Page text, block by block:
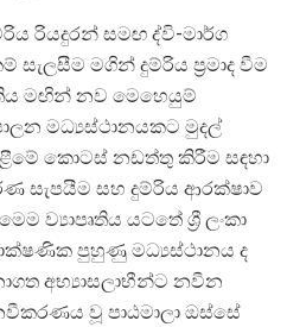
රියදුරන් සමඟ ද්වි-මාර්ග
මගින් දුම්රිය ප්‍රමාද වීම
මඟින් නව මෙහෙයුම්
මධ්‍යස්ථානයකට මුදල්
කොටස් නඩත්තු කිරීම සඳහා
සැපයීම සහ දුම්රිය ආරක්ෂාව
ව්‍යාපෘතිය යටතේ ශ්‍රී ලංකා
පුහුණු මධ්‍යස්ථානය ද
අභ්‍යාසලාභීන්ට නවීන
වූ පාඨමාලා ඔස්සේ